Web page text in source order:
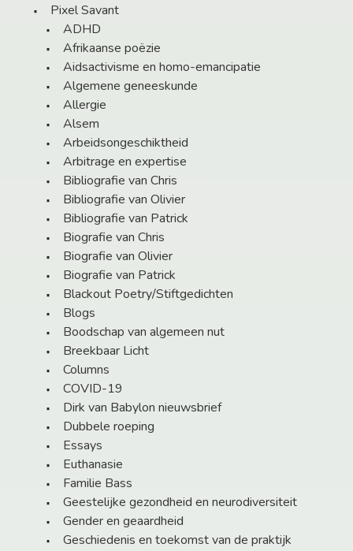
Pixel Savant
ADHD
Afrikaanse poëzie
Aidsactivisme en homo-emancipatie
Algemene geneeskunde
Allergie
Alsem
Arbeidsongeschiktheid
Arbitrage en expertise
Bibliografie van Chris
Bibliografie van Olivier
Bibliografie van Patrick
Biografie van Chris
Biografie van Olivier
Biografie van Patrick
Blackout Poetry/Stiftgedichten
Blogs
Boodschap van algemeen nut
Breekbaar Licht
Columns
COVID-19
Dirk van Babylon nieuwsbrief
Dubbele roeping
Essays
Euthanasie
Familie Bass
Geestelijke gezondheid en neurodiversiteit
Gender en geaardheid
Geschiedenis en toekomst van de praktijk